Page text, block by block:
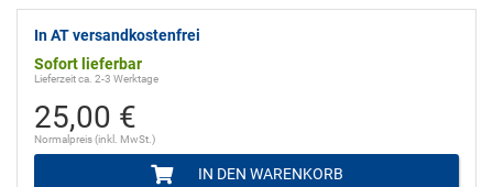
In AT versandkostenfrei
Sofort lieferbar
Lieferzeit ca. 2-3 Werktage
25,00 €
Normalpreis (inkl. MwSt.)
IN DEN WARENKORB